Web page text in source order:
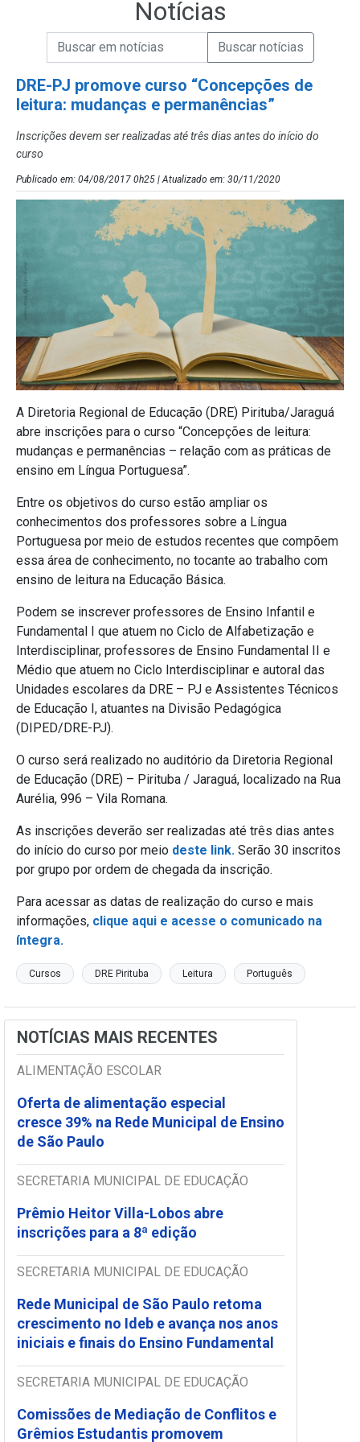
Notícias
Campo de Busca de Notícias
Campo de Busca de informaçõesEnviar a Busca de Notícias
DRE-PJ promove curso “Concepções de
leitura: mudanças e permanências”
Inscrições devem ser realizadas até três dias antes do início do
curso
Publicado em: 04/08/2017 0h25 | Atualizado em: 30/11/2020
A Diretoria Regional de Educação (DRE) Pirituba/Jaraguá
abre inscrições para o curso “Concepções de leitura:
mudanças e permanências – relação com as práticas de
ensino em Língua Portuguesa”.
Entre os objetivos do curso estão ampliar os
conhecimentos dos professores sobre a Língua
Portuguesa por meio de estudos recentes que compõem
essa área de conhecimento, no tocante ao trabalho com
ensino de leitura na Educação Básica.
Podem se inscrever professores de Ensino Infantil e
Fundamental I que atuem no Ciclo de Alfabetização e
Interdisciplinar, professores de Ensino Fundamental II e
Médio que atuem no Ciclo Interdisciplinar e autoral das
Unidades escolares da DRE – PJ e Assistentes Técnicos
de Educação I, atuantes na Divisão Pedagógica
(DIPED/DRE-PJ).
O curso será realizado no auditório da Diretoria Regional
de Educação (DRE) – Pirituba / Jaraguá, localizado na Rua
Aurélia, 996 – Vila Romana.
As inscrições deverão ser realizadas até três dias antes
do início do curso por meio deste link. Serão 30 inscritos
por grupo por ordem de chegada da inscrição.
Para acessar as datas de realização do curso e mais
informações, clique aqui e acesse o comunicado na
íntegra.
Cursos DRE Pirituba Leitura Português
NOTÍCIAS MAIS RECENTES
ALIMENTAÇÃO ESCOLAR
Oferta de alimentação especial
cresce 39% na Rede Municipal de Ensino
de São Paulo
SECRETARIA MUNICIPAL DE EDUCAÇÃO
Prêmio Heitor Villa-Lobos abre
inscrições para a 8ª edição
SECRETARIA MUNICIPAL DE EDUCAÇÃO
Rede Municipal de São Paulo retoma
crescimento no Ideb e avança nos anos
iniciais e finais do Ensino Fundamental
SECRETARIA MUNICIPAL DE EDUCAÇÃO
Comissões de Mediação de Conflitos e
Grêmios Estudantis promovem